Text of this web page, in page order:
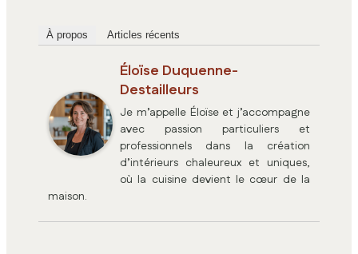
À propos Articles récents
Éloïse Duquenne-
Destailleurs
Je m’appelle Éloïse et j’accompagne
avec passion particuliers et
professionnels dans la création
d’intérieurs chaleureux et uniques,
où la cuisine devient le cœur de la
maison.